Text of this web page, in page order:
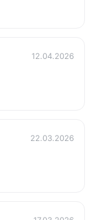
12.04.2026
22.03.2026